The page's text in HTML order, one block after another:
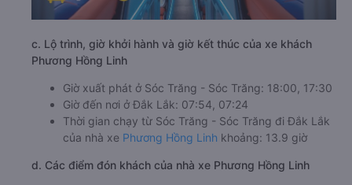
c. Lộ trình, giờ khởi hành và giờ kết thúc của xe khách
Phương Hồng Linh
Giờ xuất phát ở Sóc Trăng - Sóc Trăng: 18:00, 17:30
Giờ đến nơi ở Đắk Lắk: 07:54, 07:24
Thời gian chạy từ Sóc Trăng - Sóc Trăng đi Đắk Lắk
của nhà xe Phương Hồng Linh khoảng: 13.9 giờ
d. Các điểm đón khách của nhà xe Phương Hồng Linh